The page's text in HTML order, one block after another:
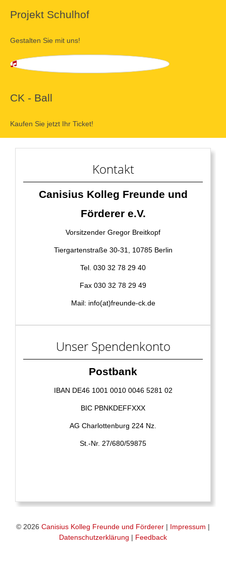
Projekt Schulhof
Gestalten Sie mit uns!
CK - Ball
Kaufen Sie jetzt Ihr Ticket!
Kontakt
Canisius Kolleg Freunde und
Förderer e.V.
Vorsitzender Gregor Breitkopf
Tiergartenstraße 30-31, 10785 Berlin
Tel. 030 32 78 29 40
Fax 030 32 78 29 49
Mail: info(at)freunde-ck.de
Unser Spendenkonto
Postbank
IBAN DE46 1001 0010 0046 5281 02
BIC PBNKDEFFXXX
AG Charlottenburg 224 Nz.
St.-Nr. 27/680/59875
© 2026 Canisius Kolleg Freunde und Förderer | Impressum |
Datenschutzerklärung | Feedback